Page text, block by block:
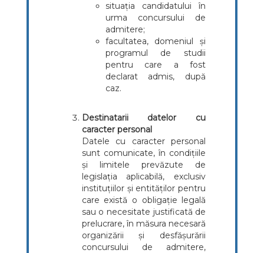
situația candidatului în
urma concursului de
admitere;
facultatea, domeniul și
programul de studii
pentru care a fost
declarat admis, după
caz.
Destinatarii datelor cu
caracter personal
Datele cu caracter personal
sunt comunicate, în condițiile
și limitele prevăzute de
legislația aplicabilă, exclusiv
instituțiilor și entităților pentru
care există o obligație legală
sau o necesitate justificată de
prelucrare, în măsura necesară
organizării și desfășurării
concursului de admitere,